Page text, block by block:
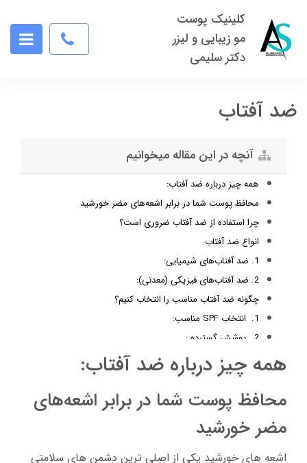
کلینیک پوست
مو زیبایی و لیزر
دکتر سلیمی
ضد آفتاب
آنچه در این مقاله میخوانیم
همه چیز درباره ضد آفتاب:
محافظ پوست شما در برابر اشعه‌های مضر خورشید
چرا استفاده از ضد آفتاب ضروری است؟
انواع ضد آفتاب
1. ضد آفتاب‌های شیمیایی:
2. ضد آفتاب‌های فیزیکی (معدنی):
چگونه ضد آفتاب مناسب را انتخاب کنیم؟
1. انتخاب SPF مناسب:
2. پوشش گسترده :
3. ضد آب بودن:
نکات مهم در استفاده از ضد آفتاب
2. مقدار مصرف:
3. تجدید استفاده:
همه چیز درباره ضد آفتاب:
محافظ پوست شما در برابر اشعه‌های
مضر خورشید
اشعه های خورشید یکی از اصلی ترین دشمن های سلامتی